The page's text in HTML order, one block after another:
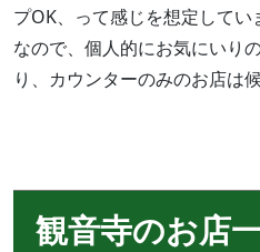
プOK、って感じを想定してい
なので、個人的にお気にいり
り、カウンターのみのお店は
観音寺のお店